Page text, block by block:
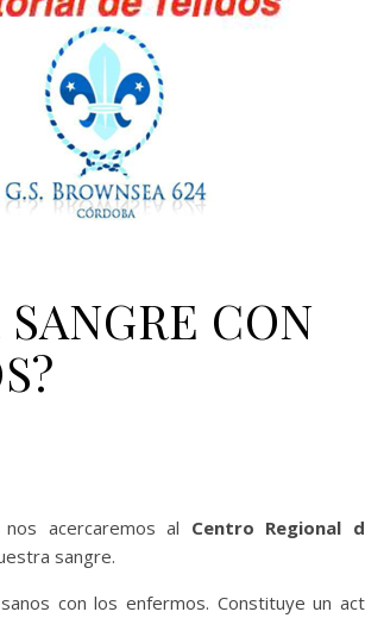
CON
acercaremos al Centro Regional
sangre.
con los enfermos. Constituye un